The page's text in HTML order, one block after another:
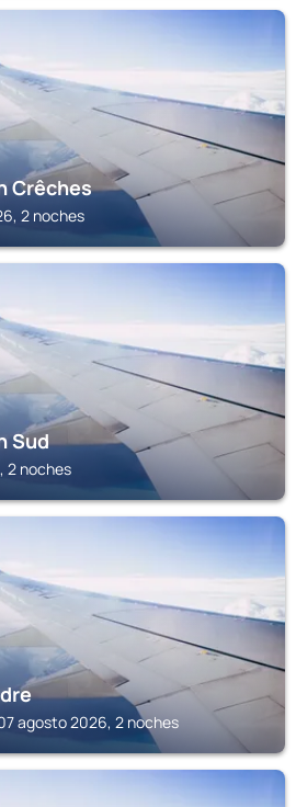
Crêches
2 noches
Sud
2 noches
agosto 2026, 2 noches